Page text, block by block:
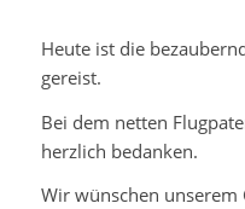
Heute ist die
gereist.
Bei dem netten
herzlich bedanken.
Wir wünschen